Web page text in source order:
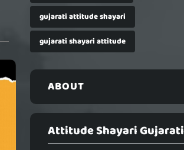
gujarati attitude shayari
gujarati shayari attitude
ABOUT
Attitude Shayari Gujarati